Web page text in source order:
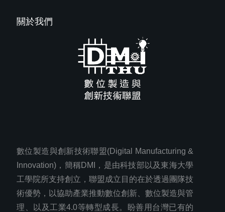
關於我們
數位製造與創新技術聯盟(Digital Manufacturing &
Innovation)，簡稱DMI，是由科技部以及東海大學
工學院所支持創立，聯盟成立目的在於透過團隊技
術優勢，以協助產業推動數位創新、數位製造與管
理、以及工業4.0等轉型成長。盼善用台灣已有的